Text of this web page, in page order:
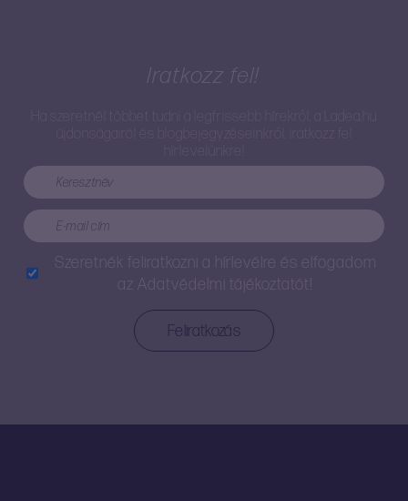
Iratkozz fel!
hírlevelünkre!
Szeretnék feliratkozni a hírlevélre és elfogadom
az Adatvédelmi tájékoztatót!